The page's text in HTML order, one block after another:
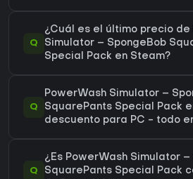
Q
¿Cuál es el último precio de
Simulator – SpongeBob
Special Pack en Steam?
Q
PowerWash Simulator –
SquarePants Special Pack
descuento para PC - todo
Q
¿Es PowerWash Simulator –
SquarePants Special Pack